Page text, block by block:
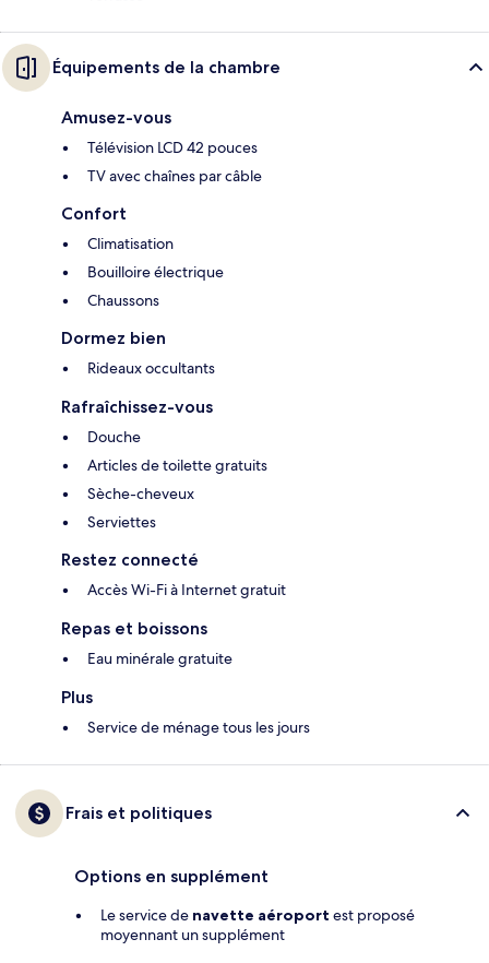
Équipements de la chambre
Amusez-vous
Télévision LCD 42 pouces
TV avec chaînes par câble
Confort
Climatisation
Bouilloire électrique
Chaussons
Dormez bien
Rideaux occultants
Rafraîchissez-vous
Douche
Articles de toilette gratuits
Sèche-cheveux
Serviettes
Restez connecté
Accès Wi-Fi à Internet gratuit
Repas et boissons
Eau minérale gratuite
Plus
Service de ménage tous les jours
Frais et politiques
Options en supplément
Le service de navette aéroport est proposé
moyennant un supplément